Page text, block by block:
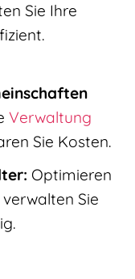
Sie Ihre
Verwaltung
Sie Kosten.
Optimieren
Sie